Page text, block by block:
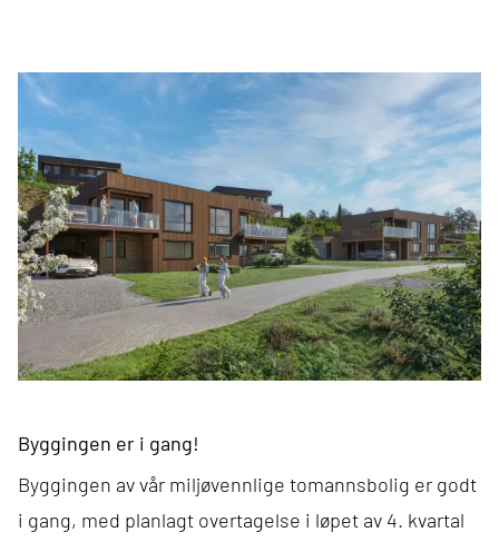
Byggingen er i gang!
Byggingen av vår miljøvennlige tomannsbolig er godt
i gang, med planlagt overtagelse i løpet av 4. kvartal